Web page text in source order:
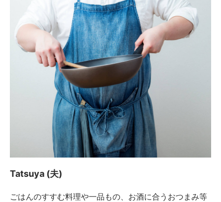
Tatsuya (夫)
ごはんのすすむ料理や一品もの、お酒に合うおつまみ等